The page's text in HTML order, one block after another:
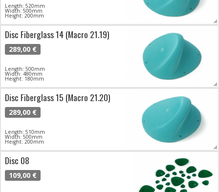
Length: 520mm
Width: 500mm
Height: 200mm
Disc Fiberglass 14 (Macro 21.19)
289,00 €
Length: 500mm
Width: 480mm
Height: 180mm
Disc Fiberglass 15 (Macro 21.20)
289,00 €
Length: 510mm
Width: 500mm
Height: 200mm
Disc 08
109,00 €